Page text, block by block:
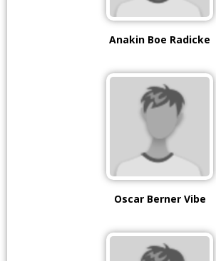
Anakin Boe Radicke
Oscar Berner Vibe